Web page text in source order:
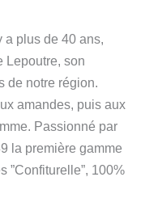
a plus de 40 ans,
Lepoutre, son
de notre région.
amandes, puis aux
Passionné par
la première gamme
”Confiturelle”, 100%